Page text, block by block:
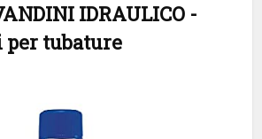
IDRAULICO -
tubature